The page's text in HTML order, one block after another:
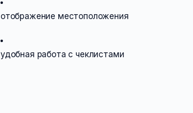
отображение местоположения
удобная работа с чеклистами